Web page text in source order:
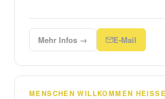
Mehr Infos → E-Mail
MENSCHEN WILLKOMMEN